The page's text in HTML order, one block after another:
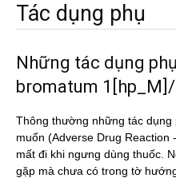
Tác dụng phụ
Những tác dụng
bromatum 1[hp_M]/
Thông thường những tác dụng
muốn (Adverse Drug Reaction
mất đi khi ngưng dùng thuốc.
gặp mà chưa có trong tờ